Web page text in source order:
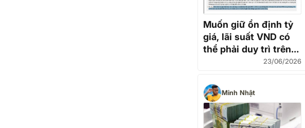
Muốn giữ ổn định tỷ
giá, lãi suất VND có
thể phải duy trì trên
23/06/2026
Minh Nhật